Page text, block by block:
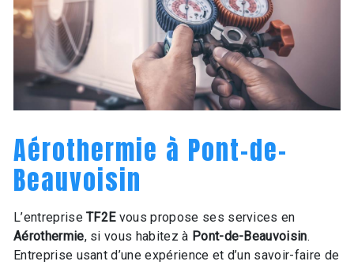
Aérothermie à Pont-de-
Beauvoisin
L’entrepriseTF2Evous propose ses services en
Aérothermie, si vous habitez à Pont-de-Beauvoisin.
Entreprise usant d’une expérience et d’un savoir-faire de